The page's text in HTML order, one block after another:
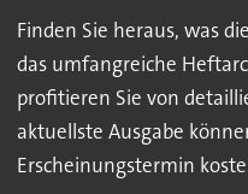
Finden Sie heraus, was
das umfangreiche
profitieren Sie von
aktuellste Ausgabe
Erscheinungstermin